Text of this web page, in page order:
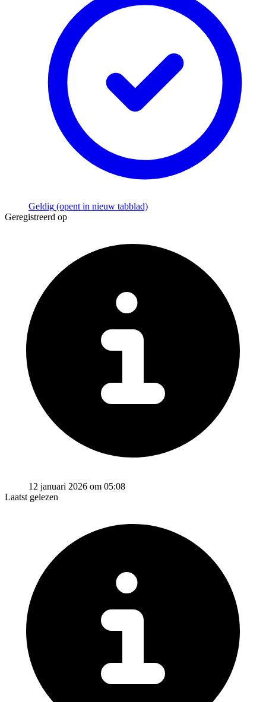
Geldig (opent in nieuw tabblad)
Geregistreerd op
12 januari 2026 om 05:08
Laatst gelezen